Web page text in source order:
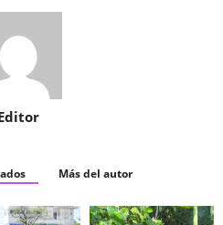
Más del autor